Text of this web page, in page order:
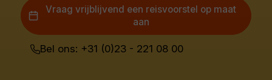
Vraag vrijblijvend een reisvoorstel op maat
aan
Bel ons: +31 (0)23 - 221 08 00